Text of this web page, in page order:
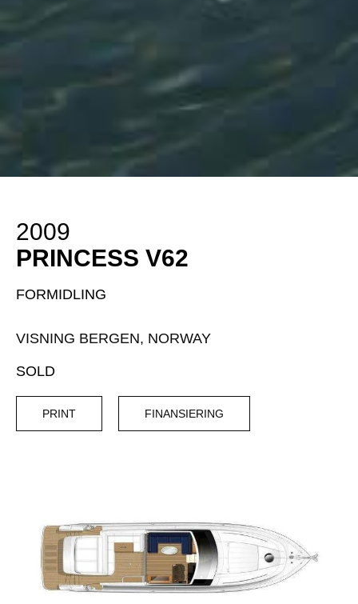
2009
PRINCESS V62
FORMIDLING
VISNING BERGEN, NORWAY
SOLD
PRINT FINANSIERING